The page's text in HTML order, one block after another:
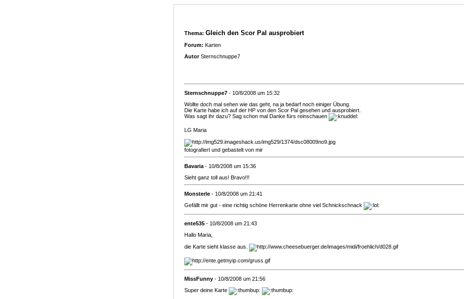
Thema: Gleich den Scor Pal ausprobiert
Forum: Karten
AutorSternschnuppe7
Sternschnuppe7 - 10/8/2008 um 15:32
Wollte doch mal sehen wie das geht, na ja bedarf noch einiger Übung.
Die Karte habe ich auf der HP von den Scor Pal gesehen und ausprobiert.
Was sagt ihr dazu? Sag schon mal Danke fürs reinschauen
LG Maria
fotografiert und gebastelt von mir
Bavaria - 10/8/2008 um 15:36
Sieht ganz toll aus! Bravo!!!
Monsterle - 10/8/2008 um 21:41
Gefällt mir gut - eine richtig schöne Herrenkarte ohne viel Schnickschnack
ente535 - 10/8/2008 um 21:43
Hallo Maria,
die Karte sieht klasse aus.
MissFunny - 10/8/2008 um 21:56
Super deine Karte